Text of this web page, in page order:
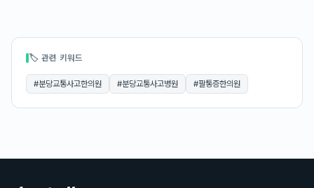
🏷 관련 키워드
#분당교통사고한의원 #분당교통사고병원 #팔통증한의원